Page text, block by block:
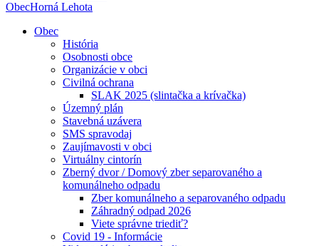
ObecHorná Lehota
Obec
História
Osobnosti obce
Organizácie v obci
Civilná ochrana
SLAK 2025 (slintačka a krívačka)
Územný plán
Stavebná uzávera
SMS spravodaj
Zaujímavosti v obci
Virtuálny cintorín
Zberný dvor / Domový zber separovaného a
komunálneho odpadu
Zber komunálneho a separovaného odpadu
Záhradný odpad 2026
Viete správne triediť?
Covid 19 - Informácie